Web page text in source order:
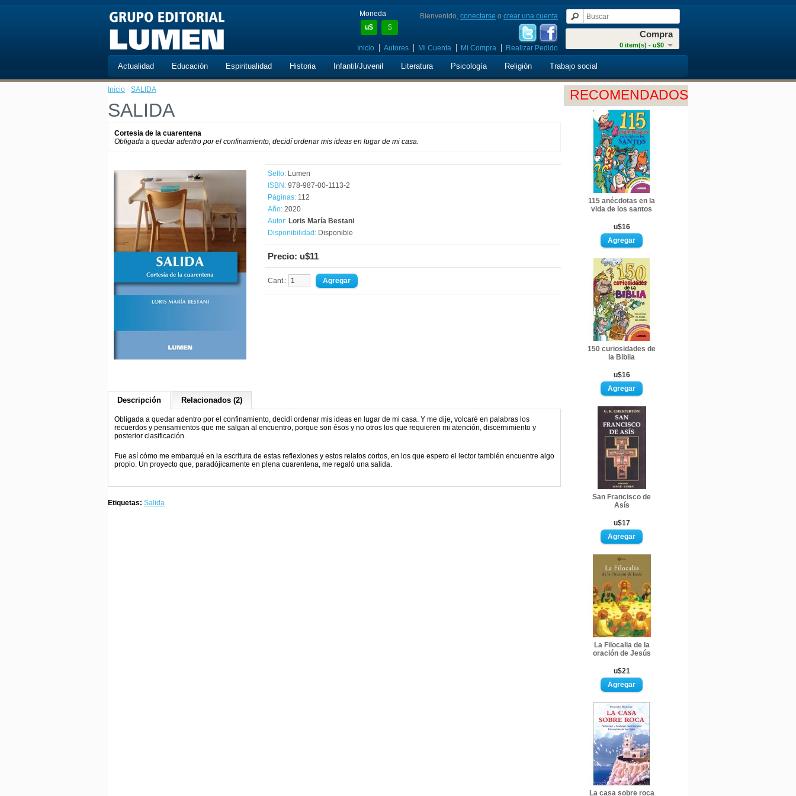
Moneda
u$
$
Compra
0 item(s) - u$0
Bienvenido, conectarse o crear una cuenta
Inicio Autores Mi Cuenta Mi Compra Realizar Pedido
Actualidad Educación Espiritualidad Historia Infantil/Juvenil Literatura Psicología Religión Trabajo social
RECOMENDADOS
115 anécdotas en la
vida de los santos
u$16
150 curiosidades de
la Biblia
u$16
San Francisco de
Asís
u$17
La Filocalia de la
oración de Jesús
u$21
La casa sobre roca
Inicio · SALIDA
SALIDA
Cortesia de la cuarentena
Obligada a quedar adentro por el confinamiento, decidí ordenar mis ideas en lugar de mi casa.
Sello: Lumen
ISBN: 978-987-00-1113-2
Páginas: 112
Año: 2020
Autor: Loris María Bestani
Disponibilidad: Disponible
Precio: u$11
Cant.:
Descripción Relacionados (2)
Obligada a quedar adentro por el confinamiento, decidí ordenar mis ideas en lugar de mi casa. Y me dije, volcaré en palabras los
recuerdos y pensamientos que me salgan al encuentro, porque son ésos y no otros los que requieren mi atención, discernimiento y
posterior clasificación.
Fue así cómo me embarqué en la escritura de estas reflexiones y estos relatos cortos, en los que espero el lector también encuentre algo
propio. Un proyecto que, paradójicamente en plena cuarentena, me regaló una salida.
Etiquetas: Salida